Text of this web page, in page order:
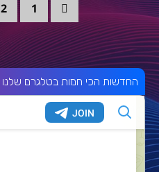
1
2
החדשות הכי חמות בטלגרם שלנו